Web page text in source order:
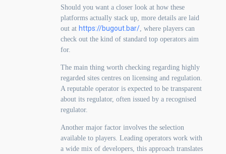
Should you want a closer look at how these
platforms actually stack up, more details are laid
out at https://bugout.bar/, where players can
check out the kind of standard top operators aim
for.
The main thing worth checking regarding highly
regarded sites centres on licensing and regulation.
A reputable operator is expected to be transparent
about its regulator, often issued by a recognised
regulator.
Another major factor involves the selection
available to players. Leading operators work with
a wide mix of developers, this approach translates